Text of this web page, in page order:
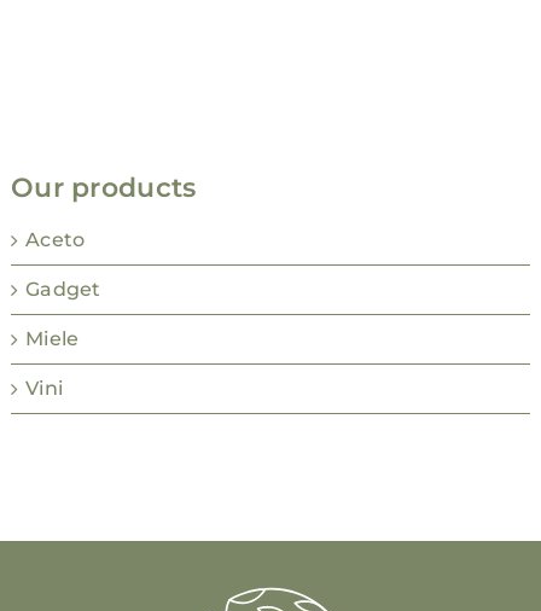
Our products
Aceto
Gadget
Miele
Vini